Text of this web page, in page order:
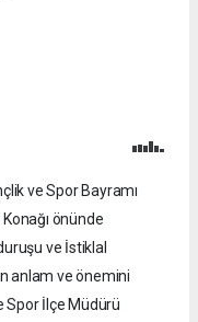
ve Spor Bayramı
önünde
ve İstiklal
anlam ve önemini
Spor İlçe Müdürü